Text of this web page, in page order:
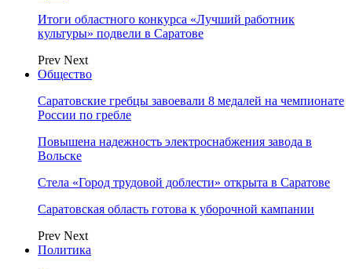
Итоги областного конкурса «Лучший работник
культуры» подвели в Саратове
Prev Next
Общество
Саратовские гребцы завоевали 8 медалей на чемпионате
России по гребле
Повышена надежность электроснабжения завода в
Вольске
Стела «Город трудовой доблести» открыта в Саратове
Саратовская область готова к уборочной кампании
Prev Next
Политика